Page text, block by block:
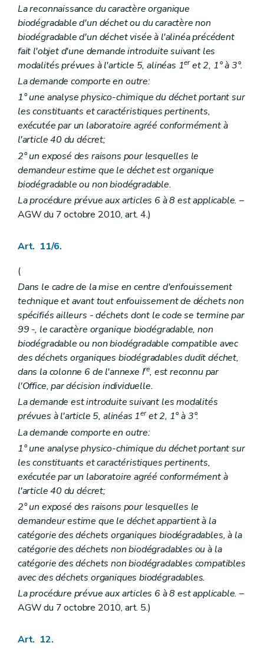
La reconnaissance du caractère organique
biodégradable d'un déchet ou du caractère non
biodégradable d'un déchet visée à l'alinéa précédent
fait l'objet d'une demande introduite suivant les
modalités prévues à l'article 5, alinéas 1eret 2, 1° à 3°.
La demande comporte en outre:
1° une analyse physico-chimique du déchet portant sur
les constituants et caractéristiques pertinents,
exécutée par un laboratoire agréé conformément à
l'article 40 du décret;
2° un exposé des raisons pour lesquelles le
demandeur estime que le déchet est organique
biodégradable ou non biodégradable.
La procédure prévue aux articles 6 à 8 est applicable. –
AGW du 7 octobre 2010, art. 4.)
Art. 11/6.
(
Dans le cadre de la mise en centre d'enfouissement
technique et avant tout enfouissement de déchets non
spécifiés ailleurs - déchets dont le code se termine par
99 -, le caractère organique biodégradable, non
biodégradable ou non biodégradable compatible avec
des déchets organiques biodégradables dudit déchet,
dans la colonne 6 de l'annexe Ire, est reconnu par
l'Office, par décision individuelle.
La demande est introduite suivant les modalités
prévues à l'article 5, alinéas 1eret 2, 1° à 3°.
La demande comporte en outre:
1° une analyse physico-chimique du déchet portant sur
les constituants et caractéristiques pertinents,
exécutée par un laboratoire agréé conformément à
l'article 40 du décret;
2° un exposé des raisons pour lesquelles le
demandeur estime que le déchet appartient à la
catégorie des déchets organiques biodégradables, à la
catégorie des déchets non biodégradables ou à la
catégorie des déchets non biodégradables compatibles
avec des déchets organiques biodégradables.
La procédure prévue aux articles 6 à 8 est applicable. –
AGW du 7 octobre 2010, art. 5.)
Art. 12.